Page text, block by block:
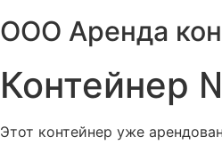
Перейти
к
ООО Аренда
Контейнер
Этот контейнер уже арендован